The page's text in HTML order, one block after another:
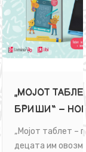
„МОЈОТ
БРИШИ“ –
ЗА УЧЕЊЕ
„Мојот таблет –
децата им